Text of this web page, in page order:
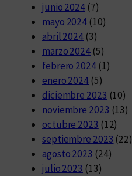
junio 2024 (7)
mayo 2024 (10)
abril 2024 (3)
marzo 2024 (5)
febrero 2024(1)
enero 2024 (5)
diciembre 2023 (10)
noviembre 2023 (13)
octubre 2023 (12)
septiembre 2023 (22)
agosto 2023 (24)
julio 2023 (13)